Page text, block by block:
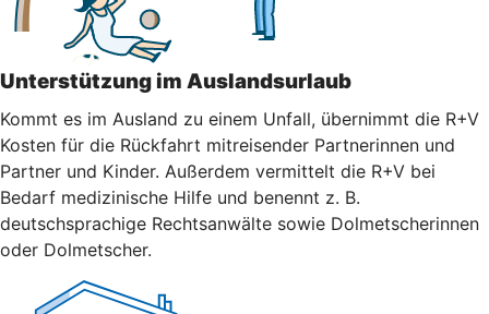
Unterstützung im Auslandsurlaub
Kommt es im Ausland zu einem Unfall, übernimmt die R+V
Kosten für die Rückfahrt mitreisender Partnerinnen und
Partner und Kinder. Außerdem vermittelt die R+V bei
Bedarf medizinische Hilfe und benennt z. B.
deutschsprachige Rechtsanwälte sowie Dolmetscherinnen
oder Dolmetscher.